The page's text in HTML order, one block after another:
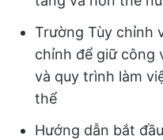
Trường Tùy chỉnh
chỉnh để giữ công
và quy trình làm
thể
Hướng dẫn bắt